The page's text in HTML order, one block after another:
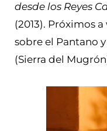
desde los Reyes
(2013). Próximos
sobre el Pantano
(Sierra del